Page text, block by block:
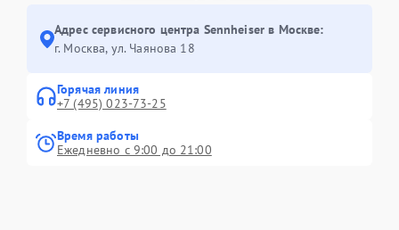
Адрес сервисного центра Sennheiser в Москве:
г. Москва, ул. Чаянова 18
Горячая линия
+7 (495) 023-73-25
Время работы
Ежедневно с 9:00 до 21:00